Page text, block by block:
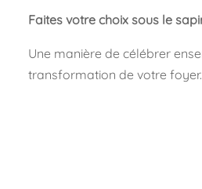
Faites votre choix sous le
Une manière de célébrer
transformation de votre foyer.